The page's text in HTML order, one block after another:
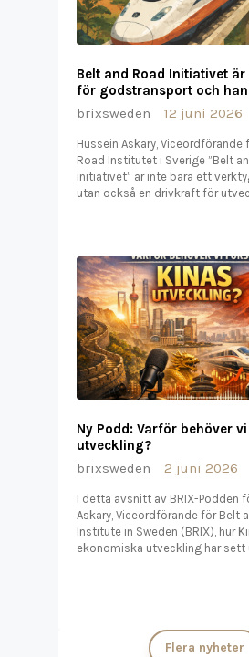
Belt and Road Initiativet
för godstransport och
brixsweden
12 juni 2026
Hussein Askary, Viceordförande
Road Institutet i Sverige ”Belt
initiativet” är inte bara ett
utan också en drivkraft för
Ny Podd: Varför behöver
utveckling?
brixsweden
2 juni 2026
I detta avsnitt av BRIX-Podden
Askary, Viceordförande för Belt
Institute in Sweden (BRIX), hur
ekonomiska utveckling har sett
Flera nyheter